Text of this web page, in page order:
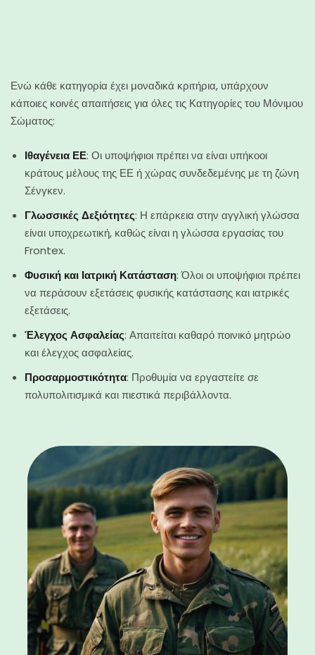
Ενώ κάθε κατηγορία έχει μοναδικά κριτήρια, υπάρχουν
κάποιες κοινές απαιτήσεις για όλες τις Κατηγορίες του Μόνιμου
Σώματος:
Ιθαγένεια ΕΕ: Οι υποψήφιοι πρέπει να είναι υπήκοοι
κράτους μέλους της ΕΕ ή χώρας συνδεδεμένης με τη ζώνη
Σένγκεν.
Γλωσσικές Δεξιότητες: Η επάρκεια στην αγγλική γλώσσα
είναι υποχρεωτική, καθώς είναι η γλώσσα εργασίας του
Frontex.
Φυσική και Ιατρική Κατάσταση: Όλοι οι υποψήφιοι πρέπει
να περάσουν εξετάσεις φυσικής κατάστασης και ιατρικές
εξετάσεις.
Έλεγχος Ασφαλείας: Απαιτείται καθαρό ποινικό μητρώο
και έλεγχος ασφαλείας.
Προσαρμοστικότητα: Προθυμία να εργαστείτε σε
πολυπολιτισμικά και πιεστικά περιβάλλοντα.